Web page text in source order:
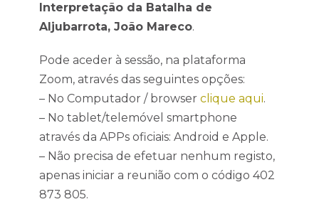
Interpretação da Batalha de
Aljubarrota, João Mareco.
Pode aceder à sessão, na plataforma
Zoom, através das seguintes opções:
– No Computador / browser clique aqui.
– No tablet/telemóvel smartphone
através da APPs oficiais: Android e Apple.
– Não precisa de efetuar nenhum registo,
apenas iniciar a reunião com o código 402
873 805.